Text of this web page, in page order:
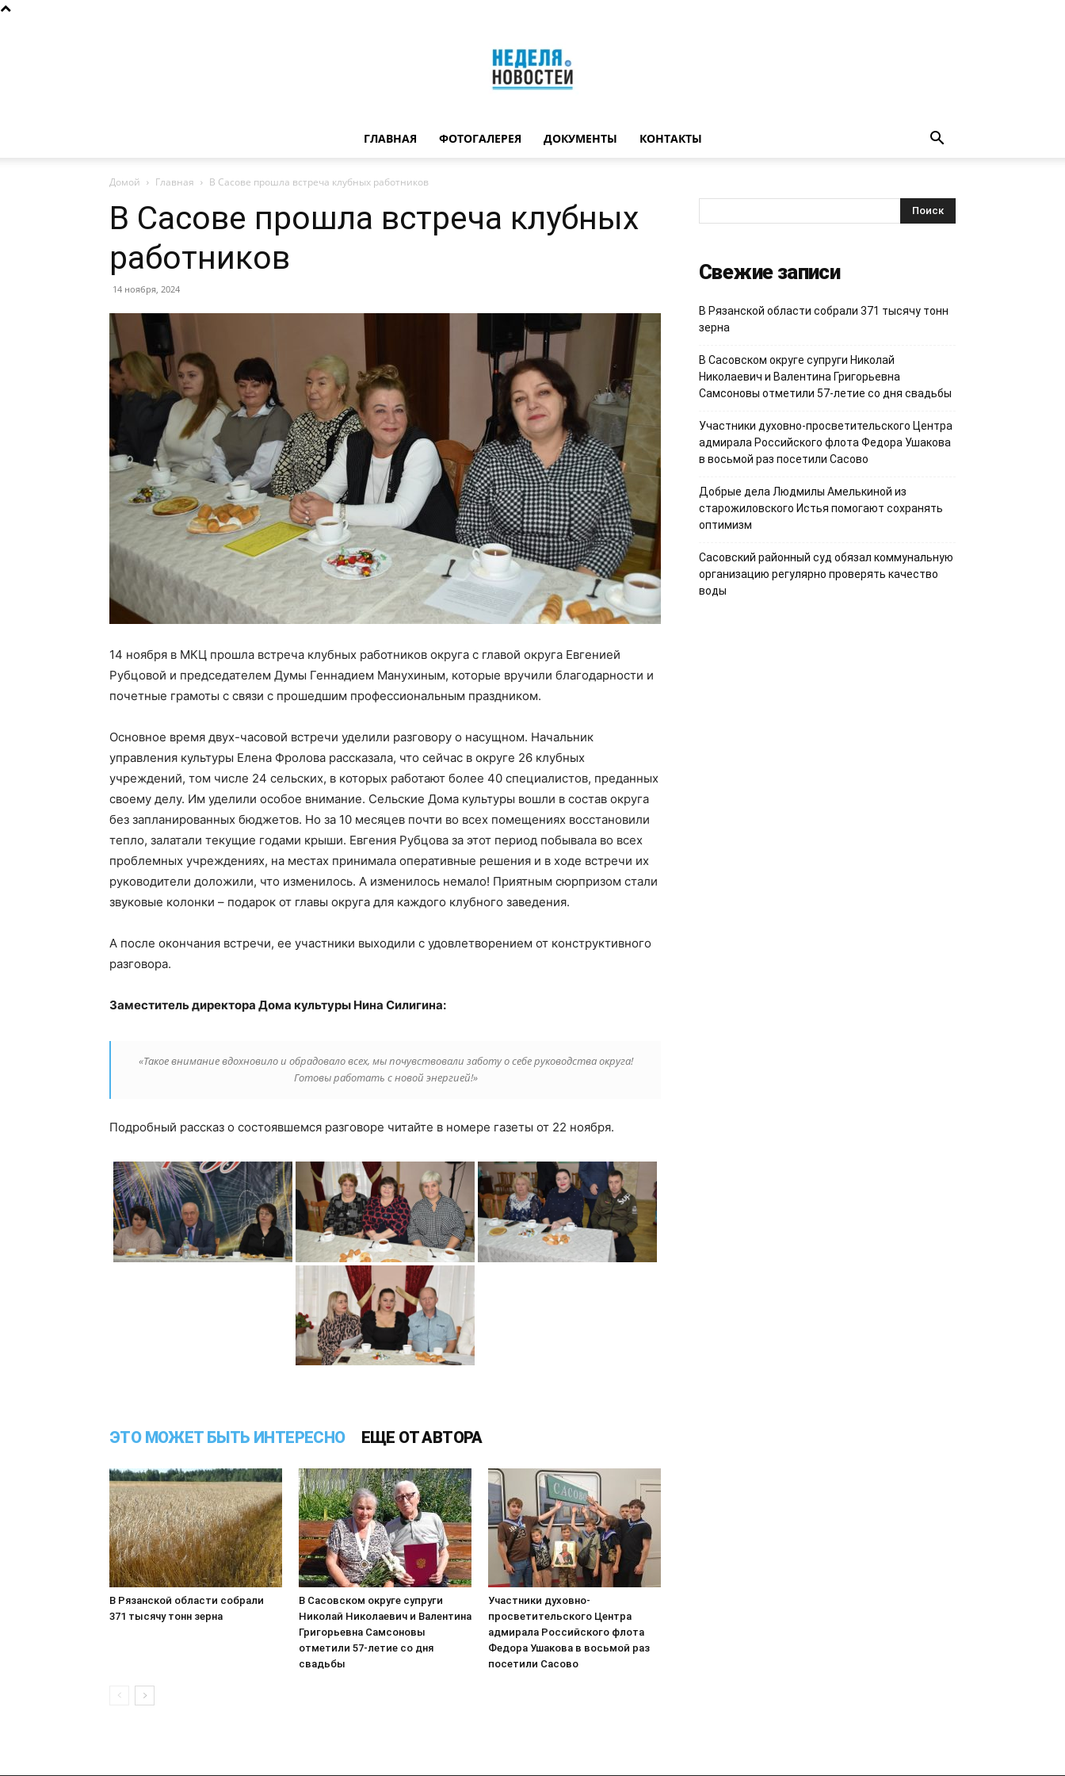
ГЛАВНАЯ ФОТОГАЛЕРЕЯ ДОКУМЕНТЫ КОНТАКТЫ
Домой Главная В Сасове прошла встреча клубных работников
В Сасове прошла встреча клубных
работников
14 ноября, 2024
14 ноября в МКЦ прошла встреча клубных работников округа с главой округа Евгенией
Рубцовой и председателем Думы Геннадием Манухиным, которые вручили благодарности и
почетные грамоты с связи с прошедшим профессиональным праздником.
Основное время двух-часовой встречи уделили разговору о насущном. Начальник
управления культуры Елена Фролова рассказала, что сейчас в округе 26 клубных
учреждений, том числе 24 сельских, в которых работают более 40 специалистов, преданных
своему делу. Им уделили особое внимание. Сельские Дома культуры вошли в состав округа
без запланированных бюджетов. Но за 10 месяцев почти во всех помещениях восстановили
тепло, залатали текущие годами крыши. Евгения Рубцова за этот период побывала во всех
проблемных учреждениях, на местах принимала оперативные решения и в ходе встречи их
руководители доложили, что изменилось. А изменилось немало! Приятным сюрпризом стали
звуковые колонки – подарок от главы округа для каждого клубного заведения.
А после окончания встречи, ее участники выходили с удовлетворением от конструктивного
разговора.
Заместитель директора Дома культуры Нина Силигина:
«Такое внимание вдохновило и обрадовало всех, мы почувствовали заботу о себе руководства округа!
Готовы работать с новой энергией!»
Подробный рассказ о состоявшемся разговоре читайте в номере газеты от 22 ноября.
ЭТО МОЖЕТ БЫТЬ ИНТЕРЕСНО ЕЩЕ ОТ АВТОРА
В Рязанской области собрали
371 тысячу тонн зерна
В Сасовском округе супруги
Николай Николаевич и Валентина
Григорьевна Самсоновы
отметили 57-летие со дня
свадьбы
Участники духовно-
просветительского Центра
адмирала Российского флота
Федора Ушакова в восьмой раз
посетили Сасово
Свежие записи
В Рязанской области собрали 371 тысячу тонн
зерна
В Сасовском округе супруги Николай
Николаевич и Валентина Григорьевна
Самсоновы отметили 57-летие со дня свадьбы
Участники духовно-просветительского Центра
адмирала Российского флота Федора Ушакова
в восьмой раз посетили Сасово
Добрые дела Людмилы Амелькиной из
старожиловского Истья помогают сохранять
оптимизм
Сасовский районный суд обязал коммунальную
организацию регулярно проверять качество
воды